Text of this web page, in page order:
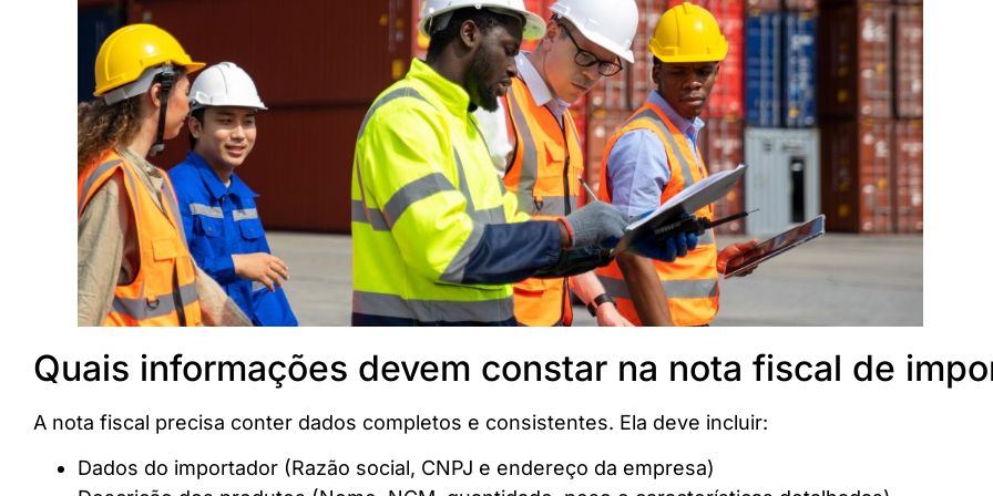
Quais informações devem constar na nota fiscal de
A nota fiscal precisa conter dados completos e consistentes. Ela deve incluir:
Dados do importador (Razão social, CNPJ e endereço da empresa)